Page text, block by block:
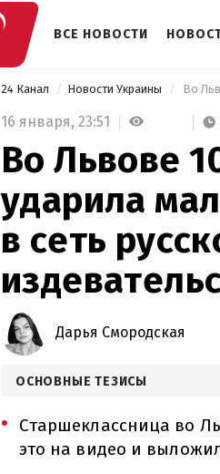
ВСЕ НОВОСТИ
24 Канал Новости Украины
16 января, 23:51
Во Львове
ударила
в сеть
Дарья Смородская
ОСНОВНЫЕ ТЕЗИСЫ
Старшеклассница во
это на видео и